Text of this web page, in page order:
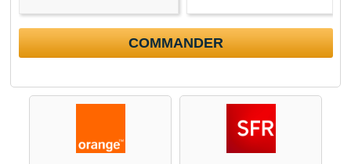
COMMANDER